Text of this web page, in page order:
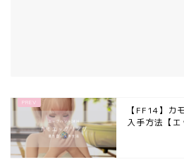
【FF14】カ
入手方法【